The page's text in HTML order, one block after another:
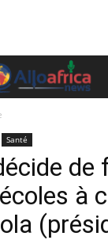
Santé
de
à